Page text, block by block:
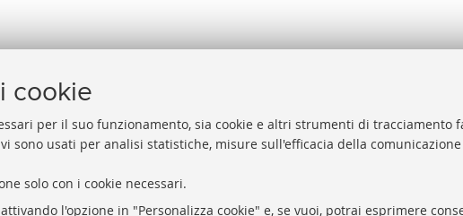
cookie
per il suo funzionamento, sia cookie e altri strumenti di tracciamento
sono usati per analisi statistiche, misure sull'efficacia della
solo con i cookie necessari.
l'opzione in "Personalizza cookie" e, se vuoi, potrai esprimere